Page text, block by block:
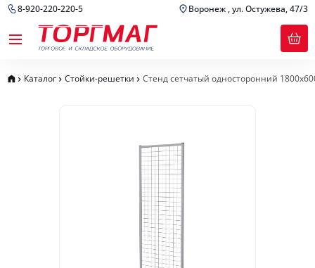
8-920-220-220-5 Воронеж , ул. Остужева, 47/3
Каталог Стойки-решетки Стенд сетчатый односторонний